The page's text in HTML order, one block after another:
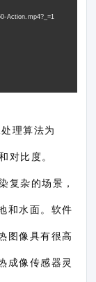
Action.mp4?_=1
理算法为
对比度。
复杂的场景，
和水面。软件
图像具有很高
成像传感器灵